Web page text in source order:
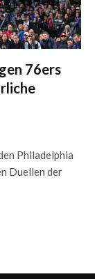
76ers
Philadelphia
Duellen der